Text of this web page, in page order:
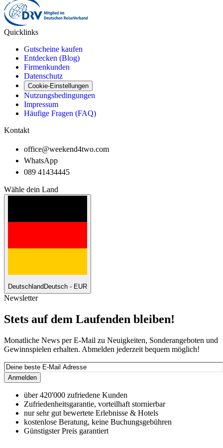
Quicklinks
Gutscheine kaufen
Entdecken (Blog)
Firmenkunden
Datenschutz
Cookie-Einstellungen
Nutzungsbedingungen
Impressum
Häufige Fragen (FAQ)
Kontakt
office@weekend4two.com
WhatsApp
089 41434445
Wähle dein Land
Deutschland Deutsch - EUR
Newsletter
Stets auf dem Laufenden bleiben!
Monatliche News per E-Mail zu Neuigkeiten, Sonderangeboten und
Gewinnspielen erhalten. Abmelden jederzeit bequem möglich!
Anmelden
über 420'000 zufriedene Kunden
Zufriedenheitsgarantie, vorteilhaft stornierbar
nur sehr gut bewertete Erlebnisse & Hotels
kostenlose Beratung, keine Buchungsgebühren
Günstigster Preis garantiert